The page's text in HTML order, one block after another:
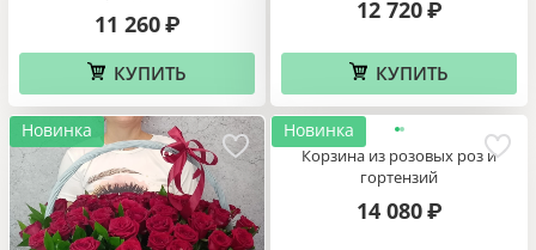
КОРЗИНЫ ЦВЕТОВ Смотреть все
Распродажа